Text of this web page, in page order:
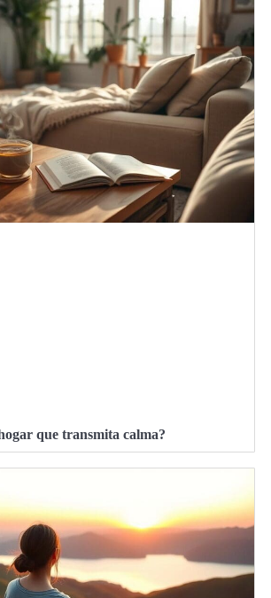
que transmita calma?